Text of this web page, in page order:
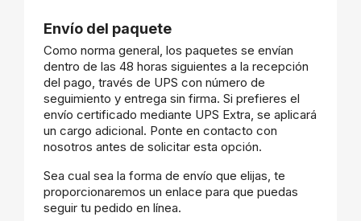
Envío del paquete
Como norma general, los paquetes se envían
dentro de las 48 horas siguientes a la recepción
del pago, través de UPS con número de
seguimiento y entrega sin firma. Si prefieres el
envío certificado mediante UPS Extra, se aplicará
un cargo adicional. Ponte en contacto con
nosotros antes de solicitar esta opción.
Sea cual sea la forma de envío que elijas, te
proporcionaremos un enlace para que puedas
seguir tu pedido en línea.